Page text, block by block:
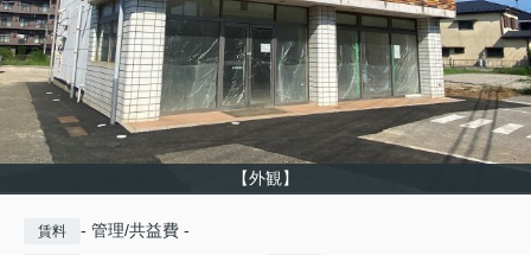
【外観】
賃料 - 管理/共益費 -